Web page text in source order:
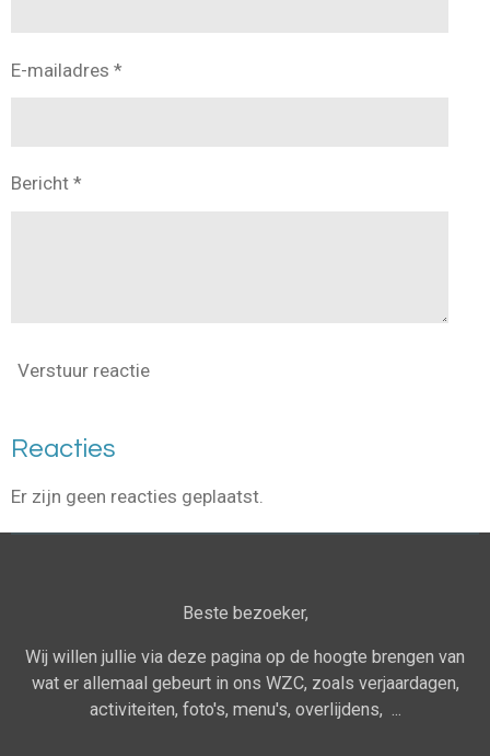
E-mailadres *
Bericht *
Verstuur reactie
Reacties
Er zijn geen reacties geplaatst.
Beste bezoeker,
Wij willen jullie via deze pagina op de hoogte brengen van
wat er allemaal gebeurt in ons WZC, zoals verjaardagen,
activiteiten, foto's, menu's, overlijdens, ...